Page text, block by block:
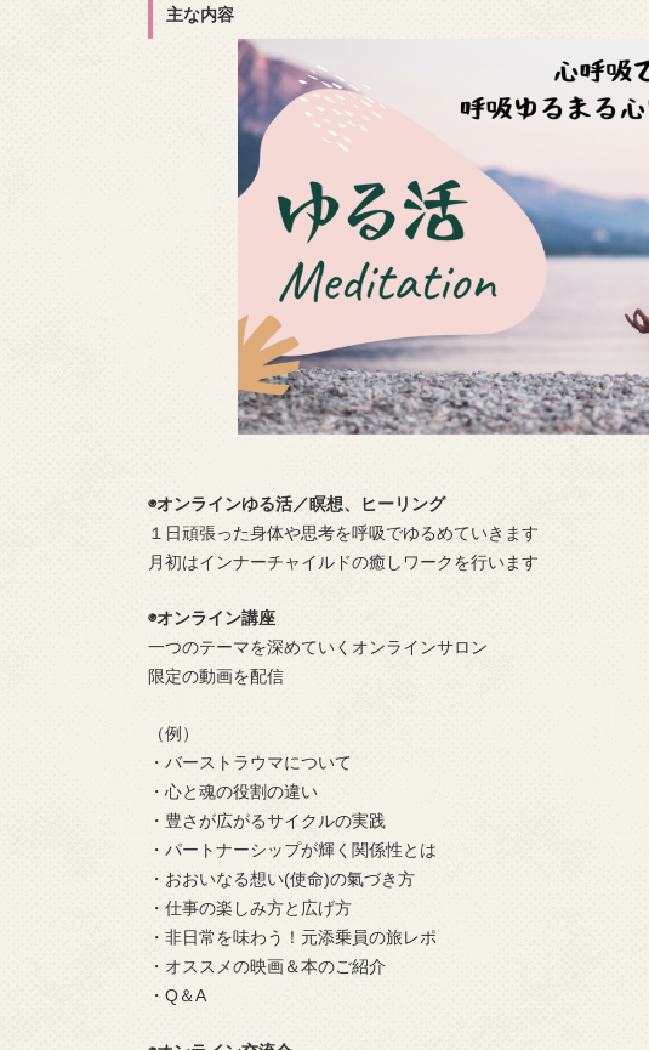
主な内容
◉オンラインゆる活／瞑想、ヒーリング
１日頑張った身体や思考を呼吸でゆるめていきます
月初はインナーチャイルドの癒しワークを行います
◉オンライン講座
一つのテーマを深めていくオンラインサロン
限定の動画を配信
（例）
・バーストラウマについて
・心と魂の役割の違い
・豊さが広がるサイクルの実践
・パートナーシップが輝く関係性とは
・おおいなる想い(使命)の氣づき方
・仕事の楽しみ方と広げ方
・非日常を味わう！元添乗員の旅レポ
・オススメの映画＆本のご紹介
・Q＆A